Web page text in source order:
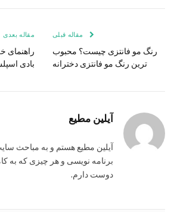
مقاله قبلی
رنگ مو فانتزی چیست؟ محبوب
ترین رنگ مو فانتزی دخترانه
مقاله بعدی
راهنمای
بادی
آیلین مطیع
آیلین مطیع هستم و به مباحث
برنامه نویسی و هر چیزی که به
دوست دارم.